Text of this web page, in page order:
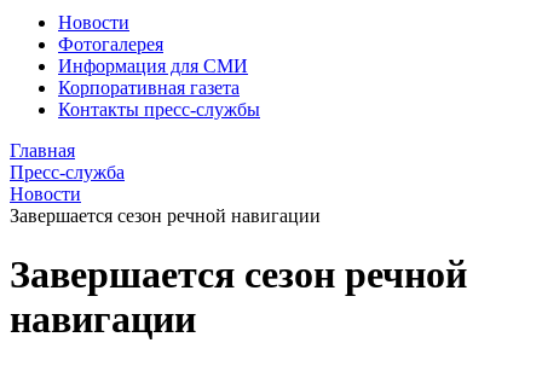
Новости
Фотогалерея
Информация для СМИ
Корпоративная газета
Контакты пресс-службы
Главная
Пресс-служба
Новости
Завершается сезон речной навигации
Завершается сезон речной
навигации